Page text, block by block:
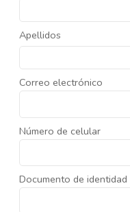
Apellidos
Correo electrónico
Número de celular
Documento de identidad